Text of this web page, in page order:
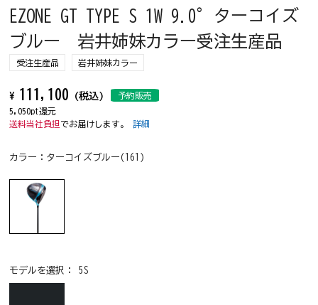
EZONE GT TYPE S 1W 9.0°ターコイズ
ブルー 岩井姉妹カラー受注生産品
受注生産品 岩井姉妹カラー
¥ 111,100 (税込)
予約販売
5,050pt還元
送料当社負担 でお届けします。詳細
カラー： ターコイズブルー(161)
モデルを選択：5S